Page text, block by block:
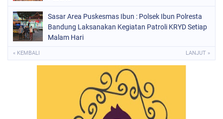
Sasar Area Puskesmas Ibun : Polsek Ibun Polresta
Bandung Laksanakan Kegiatan Patroli KRYD Setiap
Malam Hari
« KEMBALI LANJUT »